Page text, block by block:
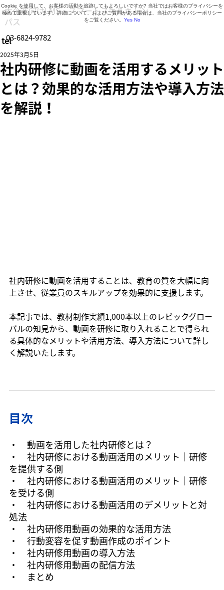
営業時間 9:30～18:30（月曜日～金曜日）
tel03-6824-9782
大企業向けLMS・スマートスキルキャン
パス
社内研修に動画を活用するメリット
とは？効果的な活用方法や導入方法
を解説！
2025年3月5日
社内研修に動画を活用することは、教育の質を大幅に向
上させ、従業員のスキルアップを効果的に支援します。
本記事では、教材制作実績1,000本以上のレビックグロー
バルの知見から、動画を研修に取り入れることで得られ
る具体的なメリットや活用方法、導入方法について詳し
く解説いたします。
目次
・ 動画を活用した社内研修とは？
・ 社内研修における動画活用のメリット｜研修
を提供する側
・ 社内研修における動画活用のメリット｜研修
を受ける側
・ 社内研修における動画活用のデメリットと対
処法
・ 社内研修用動画の効果的な活用方法
・ 行動変容を促す動画作成のポイント
・ 社内研修用動画の導入方法
・ 社内研修用動画の配信方法
・
まとめ
Cookie を使用して、お客様の活動を追跡してもよろしいですか? 当社ではお客様のプライバシーを
極めて重視しています。詳細について、およびご質問がある場合は、当社のプライバシーポリシー
をご覧ください。 Yes No